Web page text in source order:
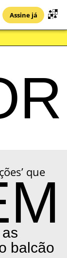
Assine já
balcão